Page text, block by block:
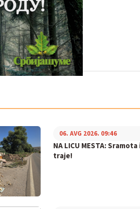
NA LICU MESTA:
traje!
06. AVG 2026. 09:46